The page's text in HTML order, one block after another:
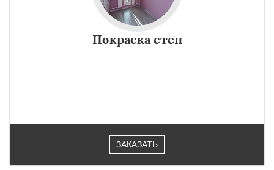
Покраска стен
ЗАКАЗАТЬ